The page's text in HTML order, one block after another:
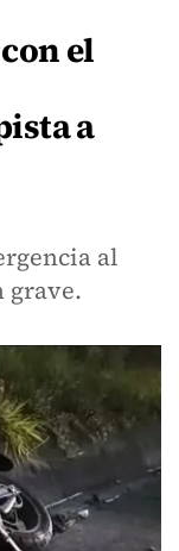
el
a
al
grave.